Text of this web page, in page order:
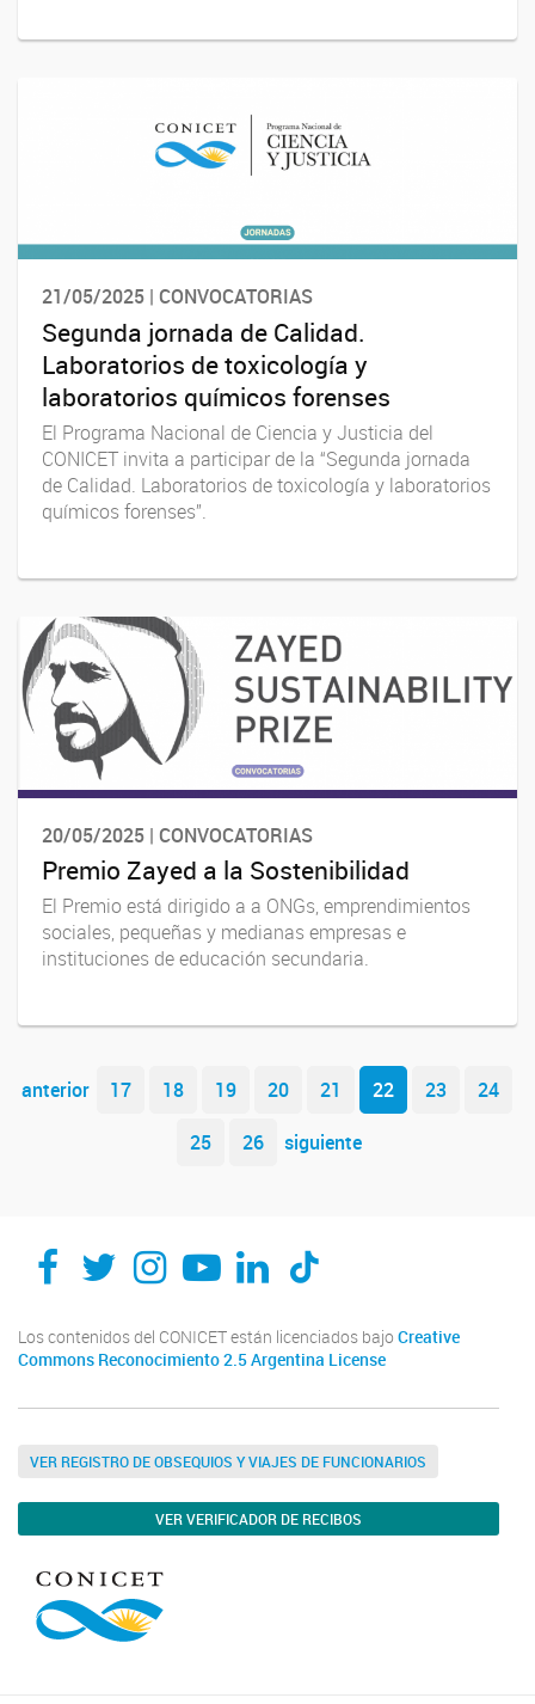
21/05/2025 | CONVOCATORIAS
Segunda jornada de Calidad.
Laboratorios de toxicología y
laboratorios químicos forenses
El Programa Nacional de Ciencia y Justicia del
CONICET invita a participar de la “Segunda jornada
de Calidad. Laboratorios de toxicología y laboratorios
químicos forenses”.
20/05/2025 | CONVOCATORIAS
Premio Zayed a la Sostenibilidad
El Premio está dirigido a a ONGs, emprendimientos
sociales, pequeñas y medianas empresas e
instituciones de educación secundaria.
Navegador de artículos
anterior 17 18 19 20 21 22 23
24
25
26 siguiente
Los contenidos del CONICET están licenciados bajo Creative
Commons Reconocimiento 2.5 Argentina License
VER REGISTRO DE OBSEQUIOS Y VIAJES DE FUNCIONARIOS
VER VERIFICADOR DE RECIBOS